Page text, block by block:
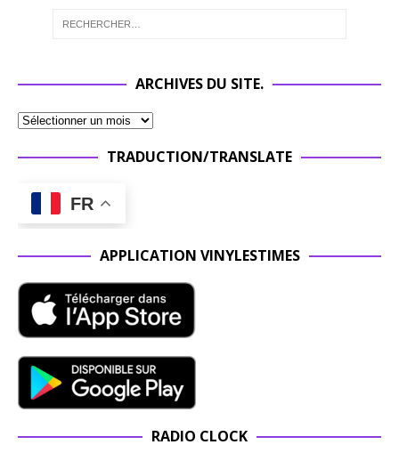
ARCHIVES DU SITE.
TRADUCTION/TRANSLATE
FR
APPLICATION VINYLESTIMES
RADIO CLOCK